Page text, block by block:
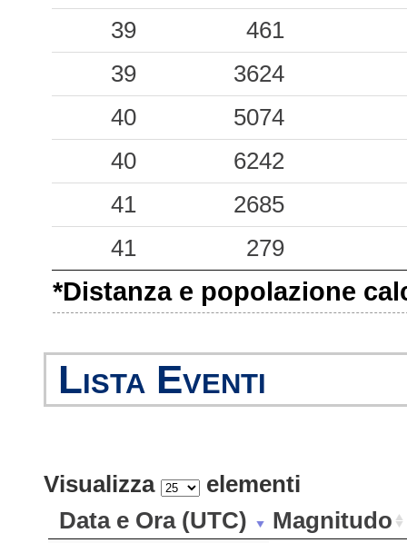
39
461
39
3624
40
5074
40
6242
41
2685
41
279
*Distanza e popolazione
Lista Eventi
Visualizza
elementi
Data e Ora (UTC)
Magnitudo